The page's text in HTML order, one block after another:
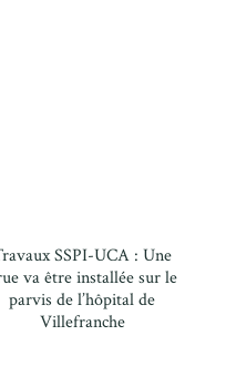
SSPI-UCA : Une
va être installée sur le
parvis de l’hôpital de
Villefranche